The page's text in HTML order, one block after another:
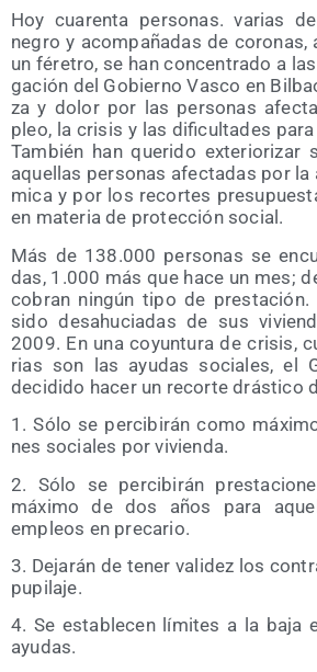
Hoy cua­ren­ta per­so­nas. varias
negro y acom­pa­ña­das de coro­nas,
un fére­tro, se han con­cen­tra­do a
ga­ción del Gobierno Vas­co en
za y dolor por las per­so­nas
pleo, la cri­sis y las difi­cul­ta­des
Tam­bién han que­ri­do exte­rio­ri­zar
aque­llas per­so­nas afec­ta­das por
mi­ca y por los recor­tes
en mate­ria de pro­tec­ción social.
Más de 138.000 per­so­nas se
das, 1.000 más que hace un mes;
cobran nin­gún tipo de
sido desahu­cia­das de sus
2009. En una coyun­tu­ra de cri­sis,
rias son las ayu­das socia­les, el
deci­di­do hacer un recor­te drás­ti­co
1. Sólo se per­ci­bi­rán como
nes socia­les por vivienda.
2. Sólo se per­ci­bi­rán
máxi­mo de dos años para
empleos en precario.
3. Deja­rán de tener vali­dez los
pupilaje.
4. Se esta­ble­cen lími­tes a la baja
ayudas.